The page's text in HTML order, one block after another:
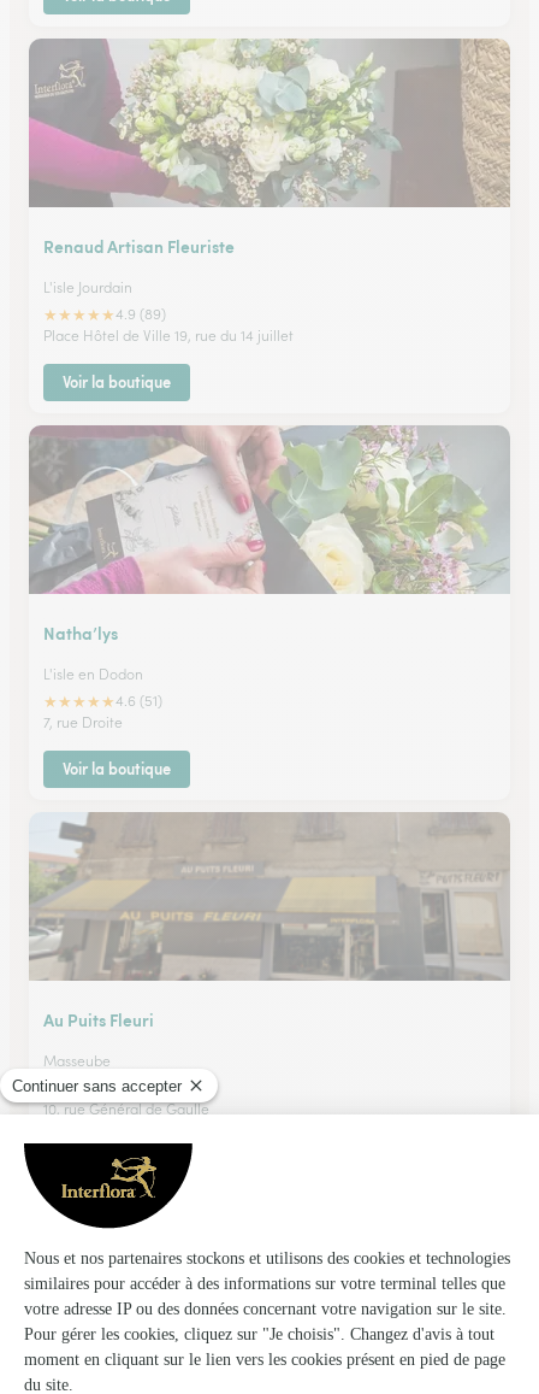
Renaud Artisan Fleuriste
L'isle Jourdain
★★★★★4.9 (89)
Place Hôtel de Ville 19, rue du 14 juillet
Voir la boutique
Natha’lys
L'isle en Dodon
★★★★★4.6 (51)
7, rue Droite
Voir la boutique
Au Puits Fleuri
Masseube
★★★★★ 4 (20)
10, rue Général de Gaulle
Voir la boutique